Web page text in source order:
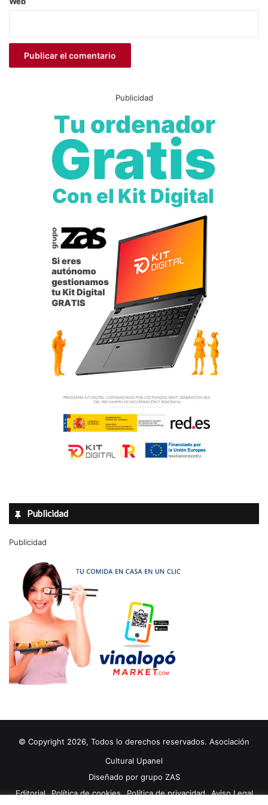
actividad física al aire libre Aspe
bienestar emocional
ejercicio terapéutico
Javier Valero promover la salud
servicio Fisioterapia del Departamento de
Salud del Vinalopó
“Muévete”
Publicidad
Publicidad
Publicidad
© Copyright 2026, Todos lo derechos reservados. Asociación
Cultural Upanel
Diseñado por grupo ZAS
Editorial
Política de cookies Política de privacidad Aviso Legal